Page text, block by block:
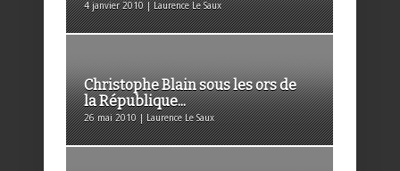
4 janvier 2010 | Laurence Le Saux
Christophe Blain sous les ors de
la République...
26 mai 2010 | Laurence Le Saux